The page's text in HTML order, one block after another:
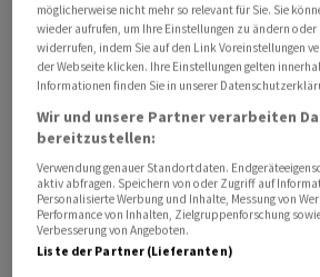
Ende 2022 hatte der "orange Riese"
er das Supermarktgeschäft
damit Kosten sparen will. Das von
Genossenschaften betriebene
Migros ist komplex. Das
Geschäft in einer eigenständigen,
Gesellschaft geführt werden kann.
Preise steigen weiter
möglicherweise nicht mehr so relevant für Sie. Sie
wieder aufrufen, um Ihre Einstellungen zu ändern
widerrufen, indem Sie auf den Link Voreinstellungen
der Webseite klicken. Ihre Einstellungen gelten
Informationen finden Sie in unserer
Wir und unsere Partner verarbeiten
bereitzustellen:
Verwendung genauer Standortdaten.
aktiv abfragen. Speichern von oder Zugriff auf
Personalisierte Werbung und Inhalte, Messung von
Performance von Inhalten, Zielgruppenforschung
Verbesserung von Angeboten.
Liste der Partner (Lieferanten)